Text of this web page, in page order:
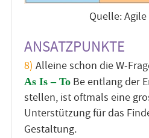
Quelle:
ANSATZPUNKTE
8) Alleine schon die W-
As Is – ToBe entlang der
stellen, ist oftmals eine
Unterstützung für das
Gestaltung.